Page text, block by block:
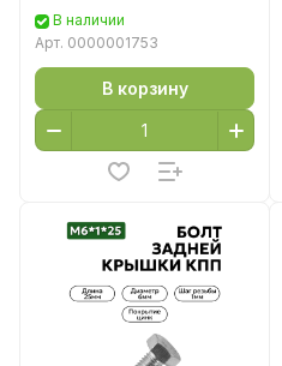
201424 6х30 цинк
В наличии
Арт. 0000001753
В корзину